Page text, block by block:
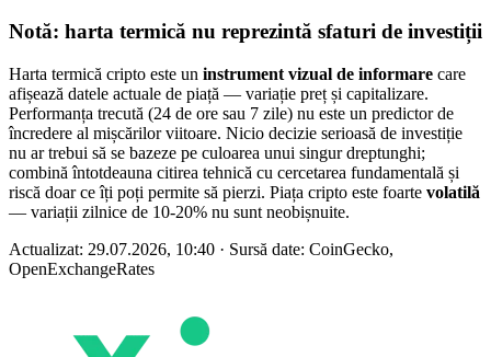
Notă: harta termică nu reprezintă sfaturi de investiții
Harta termică cripto este un instrument vizual de informare care
afișează datele actuale de piață — variație preț și capitalizare.
Performanța trecută (24 de ore sau 7 zile) nu este un predictor de
încredere al mișcărilor viitoare. Nicio decizie serioasă de investiție
nu ar trebui să se bazeze pe culoarea unui singur dreptunghi;
combină întotdeauna citirea tehnică cu cercetarea fundamentală și
riscă doar ce îți poți permite să pierzi. Piața cripto este foarte volatilă
— variații zilnice de 10-20% nu sunt neobișnuite.
Actualizat: 29.07.2026, 10:40 · Sursă date: CoinGecko,
OpenExchangeRates